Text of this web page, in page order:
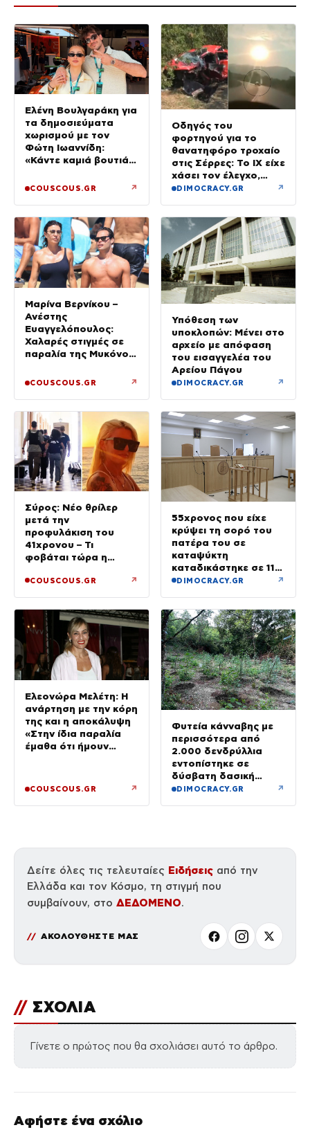
Ελένη Βουλγαράκη για
τα δημοσιεύματα
χωρισμού με τον
Φώτη Ιωαννίδη:
«Κάντε καμιά βουτιά
δροσιστείτε»
COUSCOUS.GR ↗
Οδηγός του
φορτηγού για το
θανατηφόρο τροχαίο
στις Σέρρες: Το ΙΧ είχε
χάσει τον έλεγχο,
έφυγε στο αντίθετο
DIMOCRACY.GR ↗
Μαρίνα Βερνίκου –
Ανέστης
Ευαγγελόπουλος:
Χαλαρές στιγμές σε
παραλία της Μυκόνου
COUSCOUS.GR ↗
Υπόθεση των
υποκλοπών: Μένει στο
αρχείο με απόφαση
του εισαγγελέα του
Αρείου Πάγου
DIMOCRACY.GR ↗
Σύρος: Νέο θρίλερ
μετά την
προφυλάκιση του
41χρονου – Τι
φοβάται τώρα η
COUSCOUS.GR ↗
55χρονος που είχε
κρύψει τη σορό του
πατέρα του σε
καταψύκτη
καταδικάστηκε σε 11
μήνες με αναστολή
DIMOCRACY.GR ↗
Ελεονώρα Μελέτη: Η
ανάρτηση με την κόρη
της και η αποκάλυψη
«Στην ίδια παραλία
έμαθα ότι ήμουν
COUSCOUS.GR ↗
Φυτεία κάνναβης με
περισσότερα από
2.000 δενδρύλλια
εντοπίστηκε σε
δύσβατη δασική
περιοχή στη Φθιώτιδα
DIMOCRACY.GR ↗
Δείτε όλες τις τελευταίες Ειδήσεις από την
Ελλάδα και τον Κόσμο, τη στιγμή που
συμβαίνουν, στο ΔΕΔΟΜΕΝΟ.
ΑΚΟΛΟΥΘΗΣΤΕ ΜΑΣ
// ΣΧΟΛΙΑ
Γίνετε ο πρώτος που θα σχολιάσει αυτό το άρθρο.
Αφήστε ένα σχόλιο